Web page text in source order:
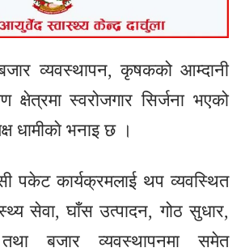
व्यवस्थापन, कृषकको आम्दानी
क्षेत्रमा स्वरोजगार सिर्जना भएको
धामीकाे भनाइ छ ।
पकेट कार्यक्रमलाई थप व्यवस्थित
सेवा, घाँस उत्पादन, गोठ सुधार,
बजार व्यवस्थापनमा समेत